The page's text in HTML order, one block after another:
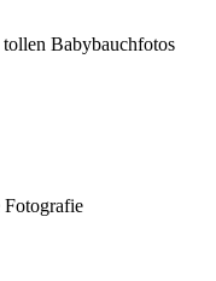
Babybauchfotos